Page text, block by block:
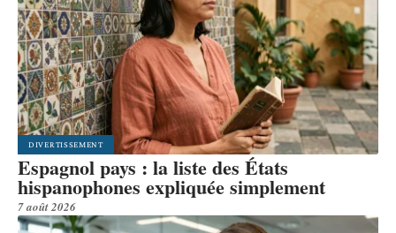
DIVERTISSEMENT
Espagnol pays : la liste des États
hispanophones expliquée simplement
7 août 2026